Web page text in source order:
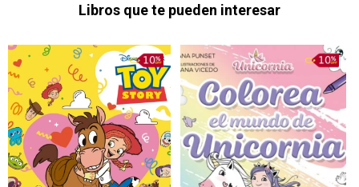
Libros que te pueden interesar